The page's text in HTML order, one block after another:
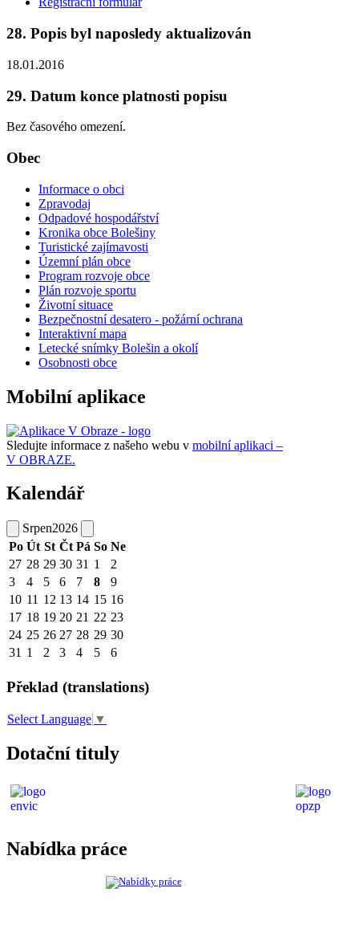
28. Popis byl naposledy aktualizován
18.01.2016
29. Datum konce platnosti popisu
Bez časového omezení.
Obec
Informace o obci
Zpravodaj
Odpadové hospodářství
Kronika obce Bolešiny
Turistické zajímavosti
Územní plán obce
Program rozvoje obce
Plán rozvoje sportu
Životní situace
Bezpečnostní desatero - požární ochrana
Interaktivní mapa
Letecké snímky Bolešin a okolí
Osobnosti obce
Mobilní aplikace
Sledujte informace z našeho webu v mobilní aplikaci –
V OBRAZE.
Kalendář
Srpen2026
Po Út St Čt Pá So Ne
27 28 29 30 31 1
2
3
4 5 6 7 8
9
10 11 12 13 14 15 16
17 18 19 20 21 22 23
24 25 26 27 28 29 30
31 1 2 3 4 5 6
Překlad (translations)
Select Language ▼
Dotační tituly
Nabídka práce